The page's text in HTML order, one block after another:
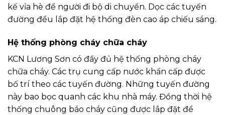
kế vỉa hè để người đi bộ di chuyển. Dọc các tuyến
đường đều lắp đặt hệ thống đèn cao áp chiếu sáng.
Hệ thống phòng cháy chữa cháy
KCN Lương Sơn có đầy đủ hệ thống phòng cháy
chữa cháy. Các trụ cung cấp nước khẩn cấp được
bố trí theo các tuyến đường. Những tuyến đường
này bao bọc quanh các khu nhà máy. Đồng thời hệ
thống chuông báo cháy cũng được lắp đặt để